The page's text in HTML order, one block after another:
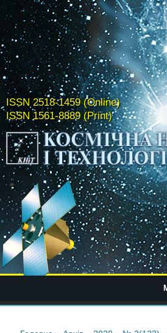
ISSN 2518-1459 (Online)
ISSN 1561-8889 (Print)